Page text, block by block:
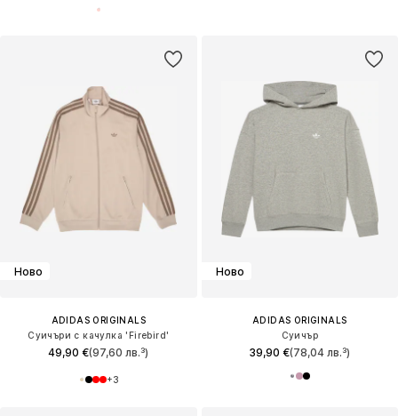
Ново
ADIDAS ORIGINALS
Суичъри с качулка 'Firebird'
49,90 €(97,60 лв.³)
+3
Ново
ADIDAS ORIGINALS
Суичър
39,90 €(78,04 лв.³)